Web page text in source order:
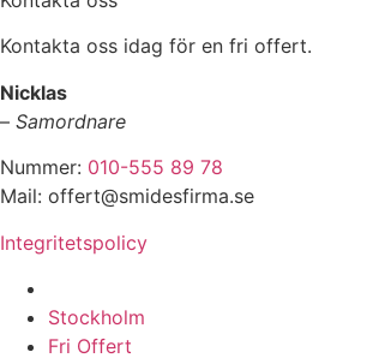
Kontakta oss idag för en fri offert.
Nicklas
– Samordnare
Nummer: 010-555 89 78
Mail: offert@smidesfirma.se
Integritetspolicy
Stockholm
Fri Offert